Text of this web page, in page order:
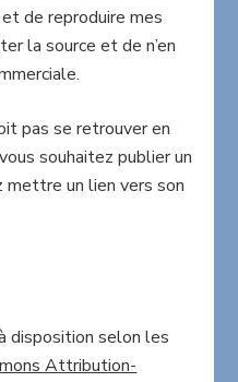
de reproduire mes
la source et de n’en
pas se retrouver en
souhaitez publier un
mettre un lien vers son
disposition selon les
Attribution-